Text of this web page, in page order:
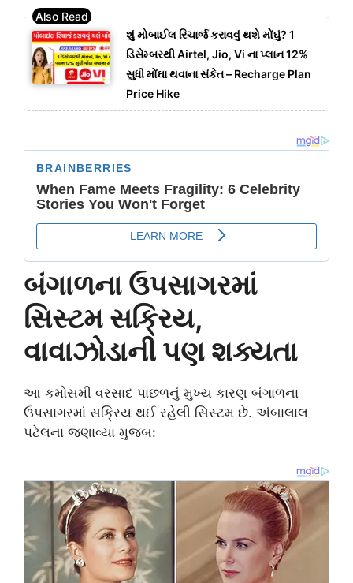
શું મોબાઈલ રિચાર્જ કરાવવું થશે મોંઘું? 1
ડિસેમ્બરથી Airtel, Jio, Vi ના પ્લાન 12%
સુધી મોંઘા થવાના સંકેત – Recharge Plan
Price Hike
બંગાળના ઉપસાગરમાં
સિસ્ટમ સક્રિય,
વાવાઝોડાની પણ શક્યતા
આ કમોસમી વરસાદ પાછળનું મુખ્ય કારણ બંગાળના
ઉપસાગરમાં સક્રિય થઈ રહેલી સિસ્ટમ છે. અંબાલાલ
પટેલના જણાવ્યા મુજબ: